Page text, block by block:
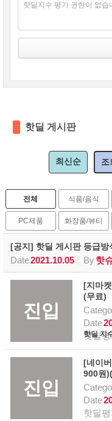
핫딜지수 평가 권한이 없
핫딜 게시판
최신순 조
전체 식품/음식
PC제품 화장품/뷰티
[공지] 핫딜 게시판 등급방
Date2021.10.05 By핫
진입
[지마
(무료)
Date
핫딜
핫딜 지
진입
[네이
900원
Date
핫딜